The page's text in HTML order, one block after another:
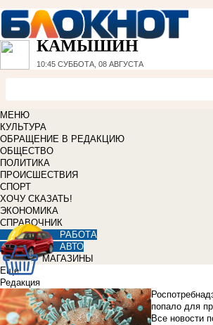
КАМЫШИН
10:45 СУББОТА, 08 АВГУСТА
МЕНЮ
КУЛЬТУРА
ОБРАЩЕНИЕ В РЕДАКЦИЮ
ОБЩЕСТВО
ПОЛИТИКА
ПРОИСШЕСТВИЯ
СПОРТ
ХОЧУ СКАЗАТЬ!
ЭКОНОМИКА
СПРАВОЧНИК
РАБОТА
АВТО
МАГАЗИНЫ
Еще
Редакция
попало для
Все новости